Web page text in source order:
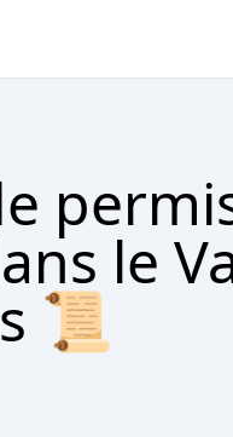
le
📜